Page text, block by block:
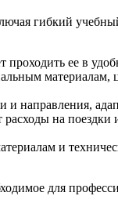
гибкий учебный
ее в
направления,
на
и
для